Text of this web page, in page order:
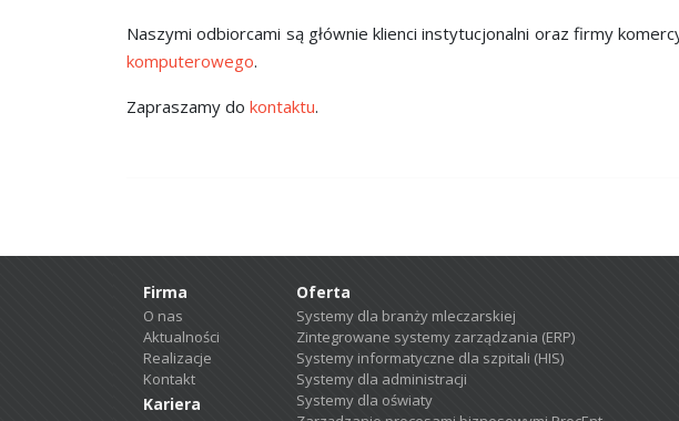
Naszymi odbiorcami są głównie klienci instytucjonalni oraz firmy
komputerowego.
Zapraszamy do kontaktu.
Firma
O nas
Aktualności
Realizacje
Kontakt
Kariera
Oferta
Systemy dla branży mleczarskiej
Zintegrowane systemy zarządzania (ERP)
Systemy informatyczne dla szpitali (HIS)
Systemy dla administracji
Systemy dla oświaty